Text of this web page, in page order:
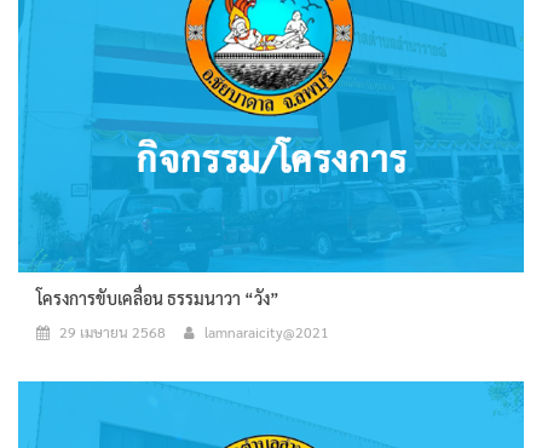
โครงการขับเคลื่อน ธรรมนาวา “วัง”
29 เมษายน 2568 lamnaraicity@2021